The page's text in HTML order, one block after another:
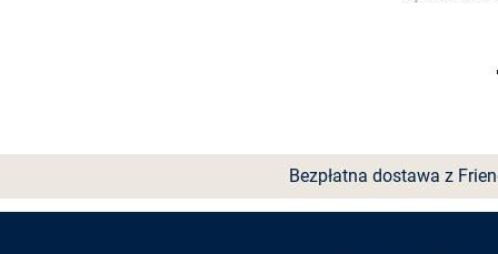
Bezpłatna dostawa z